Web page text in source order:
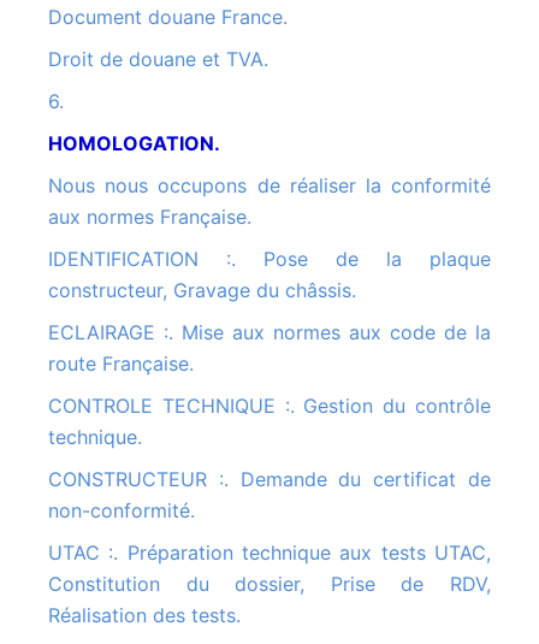
Document douane France.
Droit de douane et TVA.
6.
HOMOLOGATION.
Nous nous occupons de réaliser la conformité
aux normes Française.
IDENTIFICATION :. Pose de la plaque
constructeur, Gravage du châssis.
ECLAIRAGE :. Mise aux normes aux code de la
route Française.
CONTROLE TECHNIQUE :. Gestion du contrôle
technique.
CONSTRUCTEUR :. Demande du certificat de
non-conformité.
UTAC :. Préparation technique aux tests UTAC,
Constitution du dossier, Prise de RDV,
Réalisation des tests.